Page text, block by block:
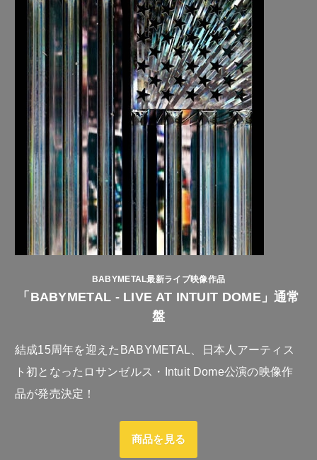
BABYMETAL最新ライブ映像作品
「BABYMETAL - LIVE AT INTUIT DOME」通常
盤
結成15周年を迎えたBABYMETAL、日本人アーティス
ト初となったロサンゼルス・Intuit Dome公演の映像作
品が発売決定！
商品を見る